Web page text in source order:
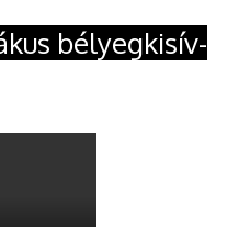
bélyegkisív-